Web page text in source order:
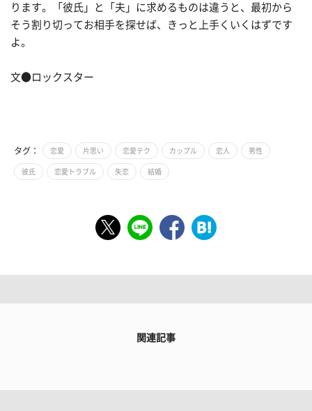
ります。「彼氏」と「夫」に求めるものは違うと、最初から
そう割り切ってお相手を探せば、きっと上手くいくはずです
よ。
文●ロックスター
タグ： 恋愛 片思い 恋愛テク カップル 恋人 男性
彼氏 恋愛トラブル 失恋 結婚
関連記事